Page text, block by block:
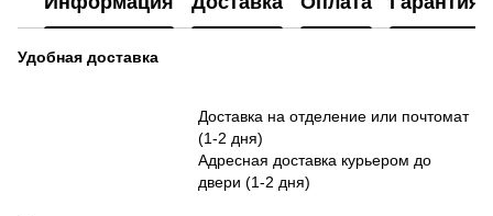
Удобная доставка
Доставка на отделение или почтомат
(1-2 дня)
Адресная доставка курьером до
двери (1-2 дня)